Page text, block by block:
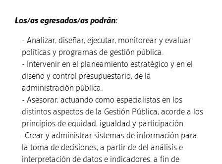
Los/as egresados/as podrán:
- Analizar, diseñar, ejecutar, monitorear y evaluar
políticas y programas de gestión pública.
- Intervenir en el planeamiento estratégico y en el
diseño y control presupuestario, de la
administración pública.
- Asesorar, actuando como especialistas en los
distintos aspectos de la Gestión Pública, acorde a los
principios de equidad, igualdad y participación.
-Crear y administrar sistemas de información para
la toma de decisiones, a partir de del análisis e
interpretación de datos e indicadores, a fin de